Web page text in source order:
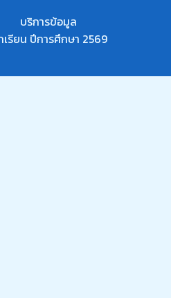
บริการข้อมูล
รียน ปีการศึกษา 2569